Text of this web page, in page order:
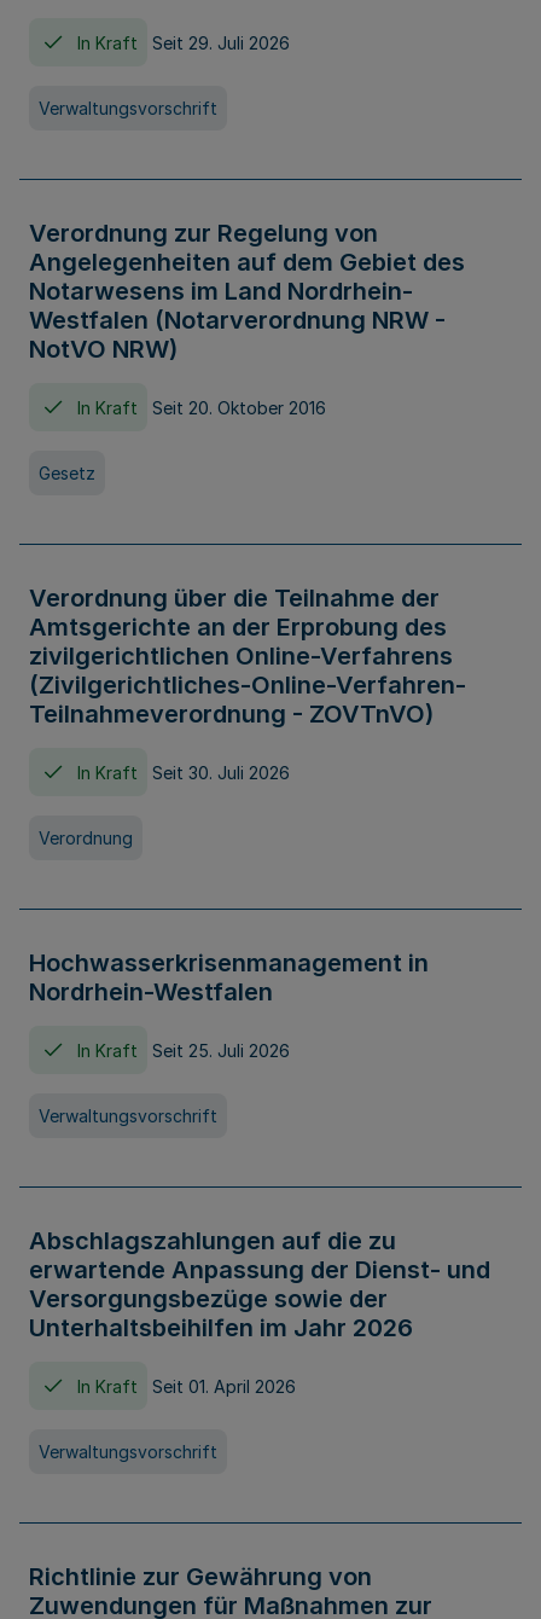
In Kraft Seit 29. Juli 2026
Verwaltungsvorschrift
Verordnung zur Regelung von
Angelegenheiten auf dem Gebiet des
Notarwesens im Land Nordrhein-
Westfalen (Notarverordnung NRW -
NotVO NRW)
In Kraft Seit 20. Oktober 2016
Gesetz
Verordnung über die Teilnahme der
Amtsgerichte an der Erprobung des
zivilgerichtlichen Online-Verfahrens
(Zivilgerichtliches-Online-Verfahren-
Teilnahmeverordnung - ZOVTnVO)
In Kraft Seit 30. Juli 2026
Verordnung
Hochwasserkrisenmanagement in
Nordrhein-Westfalen
In Kraft Seit 25. Juli 2026
Verwaltungsvorschrift
Abschlagszahlungen auf die zu
erwartende Anpassung der Dienst- und
Versorgungsbezüge sowie der
Unterhaltsbeihilfen im Jahr 2026
In Kraft Seit 01. April 2026
Verwaltungsvorschrift
Richtlinie zur Gewährung von
Zuwendungen für Maßnahmen zur